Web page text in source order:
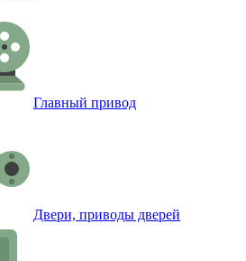
Главный привод
Двери, приводы дверей